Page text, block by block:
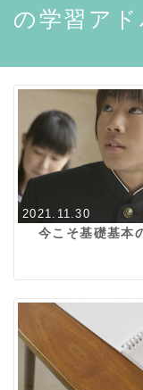
の学習ア
2021.11.30
今こそ基礎基本